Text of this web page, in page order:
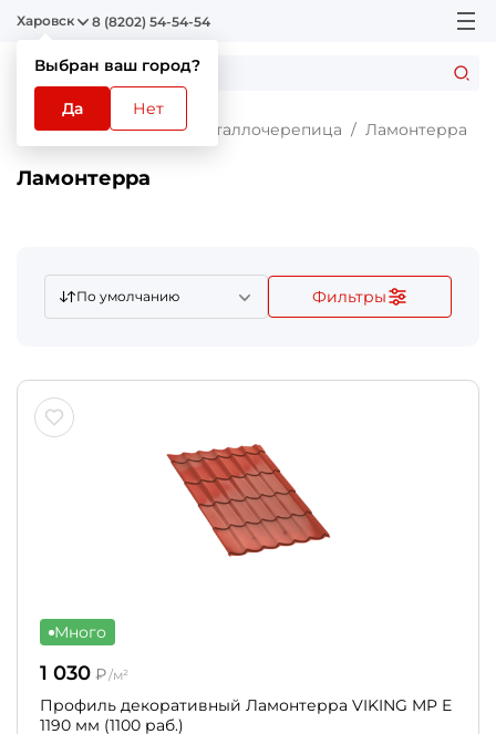
Харовск
Выбран ваш город?
Да Нет
8 (8202) 54-54-54
Главная Каталог Металлочерепица Ламонтерра
Ламонтерра
По умолчанию Фильтры
Много
1 030 ₽/м²
Профиль декоративный Ламонтерра VIKING MP E
1190 мм (1100 раб.)